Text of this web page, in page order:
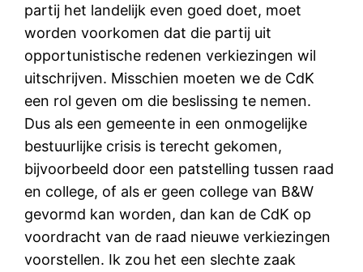
partij het landelijk even goed doet, moet
worden voorkomen dat die partij uit
opportunistische redenen verkiezingen wil
uitschrijven. Misschien moeten we de CdK
een rol geven om die beslissing te nemen.
Dus als een gemeente in een onmogelijke
bestuurlijke crisis is terecht gekomen,
bijvoorbeeld door een patstelling tussen raad
en college, of als er geen college van B&W
gevormd kan worden, dan kan de CdK op
voordracht van de raad nieuwe verkiezingen
voorstellen. Ik zou het een slechte zaak